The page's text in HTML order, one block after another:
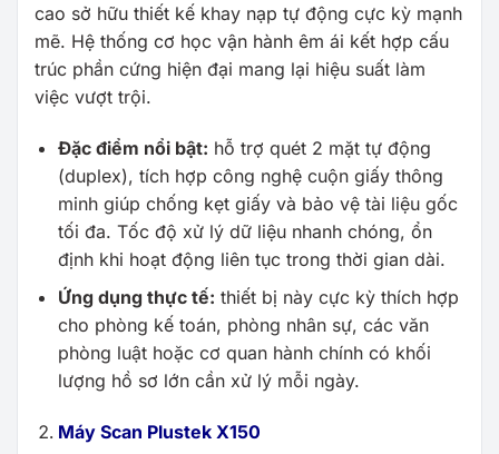
cao sở hữu thiết kế khay nạp tự động cực kỳ mạnh
mẽ. Hệ thống cơ học vận hành êm ái kết hợp cấu
trúc phần cứng hiện đại mang lại hiệu suất làm
việc vượt trội.
Đặc điểm nổi bật: hỗ trợ quét 2 mặt tự động
(duplex), tích hợp công nghệ cuộn giấy thông
minh giúp chống kẹt giấy và bảo vệ tài liệu gốc
tối đa. Tốc độ xử lý dữ liệu nhanh chóng, ổn
định khi hoạt động liên tục trong thời gian dài.
Ứng dụng thực tế: thiết bị này cực kỳ thích hợp
cho phòng kế toán, phòng nhân sự, các văn
phòng luật hoặc cơ quan hành chính có khối
lượng hồ sơ lớn cần xử lý mỗi ngày.
Máy Scan Plustek X150